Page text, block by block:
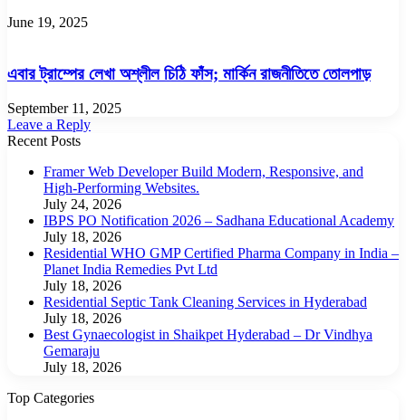
June 19, 2025
এবার ট্রাম্পের লেখা অশ্লীল চিঠি ফাঁস; মার্কিন রাজনীতিতে তোলপাড়
September 11, 2025
Leave a Reply
Recent Posts
Framer Web Developer Build Modern, Responsive, and
High-Performing Websites.
July 24, 2026
IBPS PO Notification 2026 – Sadhana Educational Academy
July 18, 2026
Residential WHO GMP Certified Pharma Company in India –
Planet India Remedies Pvt Ltd
July 18, 2026
Residential Septic Tank Cleaning Services in Hyderabad
July 18, 2026
Best Gynaecologist in Shaikpet Hyderabad – Dr Vindhya
Gemaraju
July 18, 2026
Top Categories